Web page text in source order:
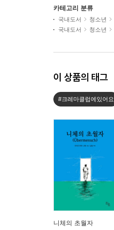
카테고리 분류
국내도서 청소년
국내도서
청소년
이 상품의 태그
#크레마클럽에있어요
니체의 초월자